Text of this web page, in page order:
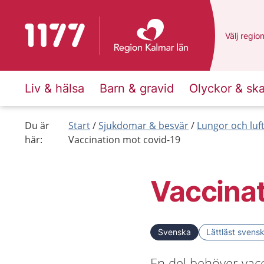
Till startsidan för 1177 Du har
Välj en
region
Liv & hälsa Barn & gravid Olyckor &
Du är
här:
Start Sjukdomar & besvär Lungor och
Vaccination mot covid-19
Svenska Lättläst